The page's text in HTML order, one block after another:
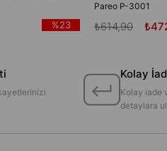
%23
Pareo P-3001
₺614,90
Kolay
Kolay iade
detaylara